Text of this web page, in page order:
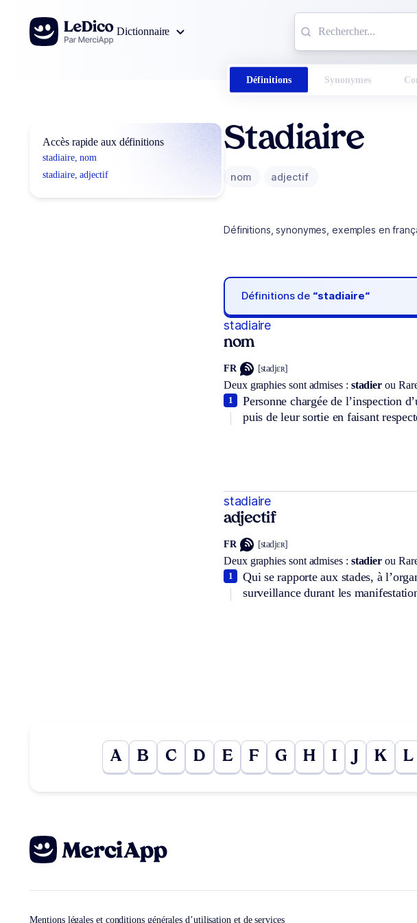
Aller au contenu
Dictionnaire
Définitions Synonymes
Accès rapide aux définitions
stadiaire, nom
stadiaire, adjectif
Stadiaire
nom adjectif
Définitions, synonymes, exemples en
Définitions de “stadiaire“
stadiaire
nom
FR [stadjɛʀ]
Deux graphies sont admises : stadier ou
Personne chargée de l’inspection
puis de leur sortie en faisant
1
stadiaire
adjectif
FR [stadjɛʀ]
Deux graphies sont admises : stadier ou
Qui se rapporte aux stades, à
surveillance durant les
1
A B C D E F G H I K L
Mentions légales et conditions générales d’utilisation et de services